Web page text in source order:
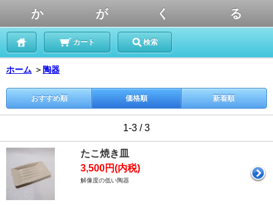
か が く る
カート 検索
ホーム ＞ 陶器
おすすめ順 価格順 新着順
1-3 / 3
たこ焼き皿
3,500円(内税)
解像度の低い陶器